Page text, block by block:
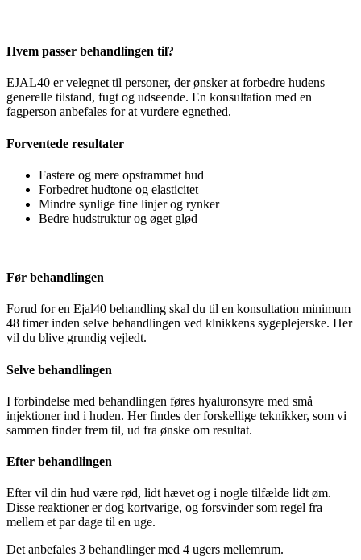
Hvem passer behandlingen til?
EJAL40 er velegnet til personer, der ønsker at forbedre hudens
generelle tilstand, fugt og udseende. En konsultation med en
fagperson anbefales for at vurdere egnethed.
Forventede resultater
Fastere og mere opstrammet hud
Forbedret hudtone og elasticitet
Mindre synlige fine linjer og rynker
Bedre hudstruktur og øget glød
Før behandlingen
Forud for en Ejal40 behandling skal du til en konsultation minimum
48 timer inden selve behandlingen ved klnikkens sygeplejerske. Her
vil du blive grundig vejledt.
Selve behandlingen
I forbindelse med behandlingen føres hyaluronsyre med små
injektioner ind i huden. Her findes der forskellige teknikker, som vi
sammen finder frem til, ud fra ønske om resultat.
Efter behandlingen
Efter vil din hud være rød, lidt hævet og i nogle tilfælde lidt øm.
Disse reaktioner er dog kortvarige, og forsvinder som regel fra
mellem et par dage til en uge.
Det anbefales 3 behandlinger med 4 ugers mellemrum.